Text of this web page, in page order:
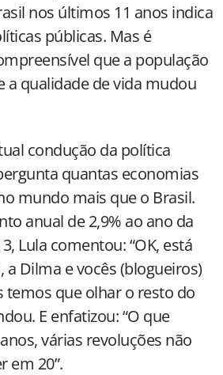
nos últimos 11 anos indica
públicas. Mas é
que a população
a qualidade de vida mudou
condução da política
quantas economias
mundo mais que o Brasil.
anual de 2,9% ao ano da
Lula comentou: “OK, está
a Dilma e vocês (blogueiros)
temos que olhar o resto do
E enfatizou: “O que
várias revoluções não
em 20”.